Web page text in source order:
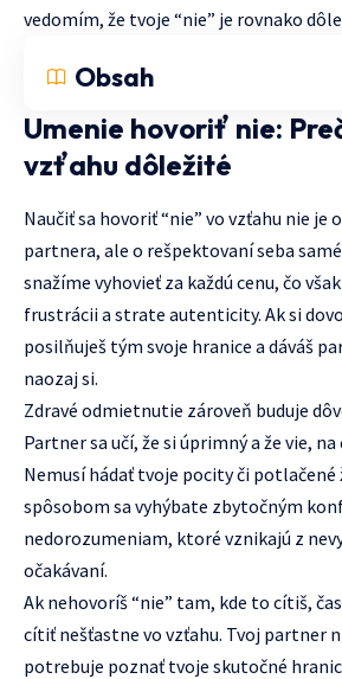
vedomím, že tvoje “nie” je rovnako
Obsah
Umenie hovoriť nie:
vzťahu dôležité
Naučiť sa hovoriť “nie” vo vzťahu nie je
partnera, ale o rešpektovaní seba
snažíme vyhovieť za každú cenu, čo
frustrácii a strate autenticity. Ak si
posilňuješ tým svoje hranice a dáváš
naozaj si.
Zdravé odmietnutie zároveň buduje
Partner sa učí, že si úprimný a že vie,
Nemusí hádať tvoje pocity či potlačené
spôsobom sa vyhýbate zbytočným
nedorozumeniam, ktoré vznikajú z
očakávaní.
Ak nehovoríš “nie” tam, kde to cítiš,
cítiť nešťastne vo vzťahu. Tvoj partner
potrebuje poznať tvoje skutočné